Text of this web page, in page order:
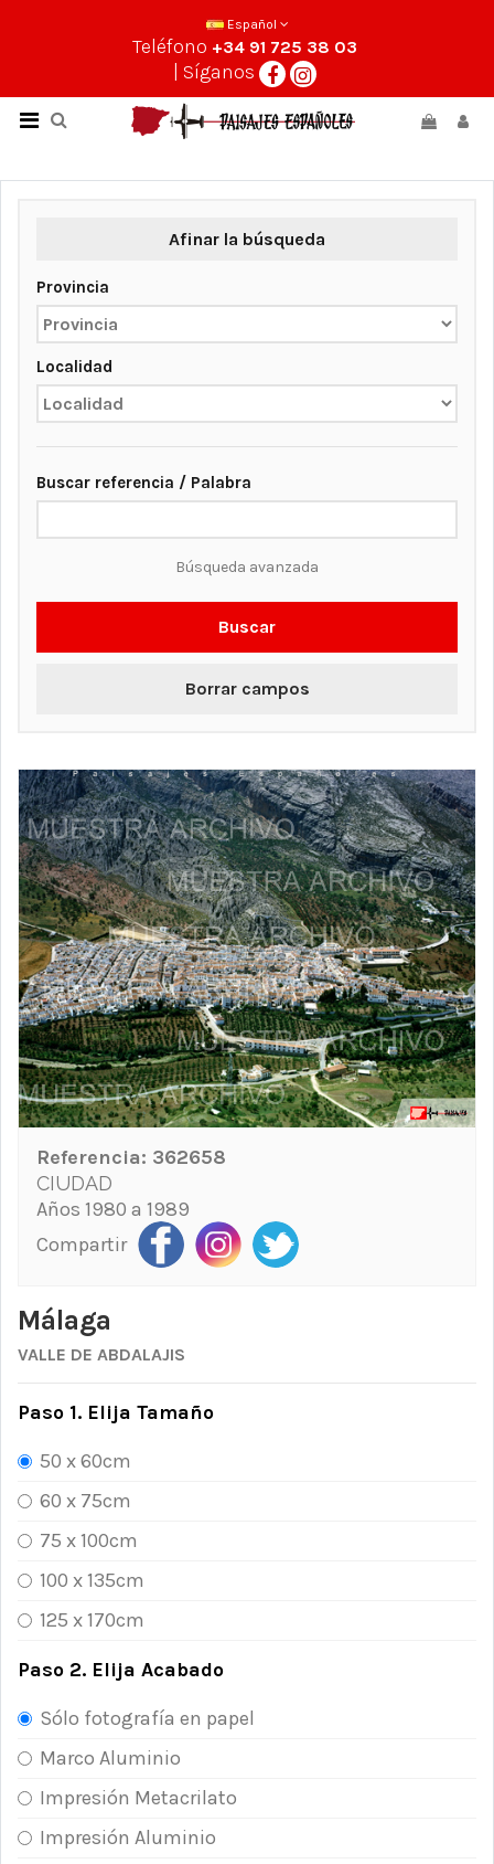
Español
Teléfono +34 91 725 38 03
| Síganos
Afinar la búsqueda
Provincia
Localidad
Buscar referencia / Palabra
Búsqueda avanzada
Buscar
Borrar campos
Referencia: 362658
CIUDAD
Años 1980 a 1989
Compartir
Málaga
VALLE DE ABDALAJIS
Paso 1. Elija Tamaño
50 x 60cm
60 x 75cm
75 x 100cm
100 x 135cm
125 x 170cm
Paso 2. Elija Acabado
Sólo fotografía en papel
Marco Aluminio
Impresión Metacrilato
Impresión Aluminio